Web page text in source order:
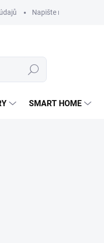
Napište nám
Hledat
SMART HOME